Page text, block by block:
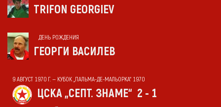
TRIFON GEORGIEV
ДЕНЬ РОЖДЕНИЯ
ГЕОРГИ ВАСИЛЕВ
9 АВГУСТ 1970 Г. — КУБОК „ПАЛЬМА-ДЕ-МАЛЬОРКА“ 1970
ЦСКА „СЕПТ. ЗНАМЕ“ 2 - 1